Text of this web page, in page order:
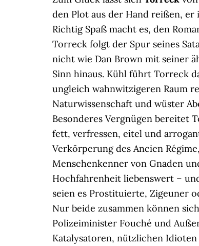
den Plot aus der Hand reißen,
Richtig Spaß macht es, den
Torreck folgt der Spur seines
nicht wie Dan Brown mit seiner
Sinn hinaus. Kühl führt Torreck
ungleich wahnwitzigeren Raum
Naturwissenschaft und wüster
Besonderes Vergnügen bereitet
fett, verfressen, eitel und
Verkörperung des Ancien
Menschenkenner von Gnaden
Hochfahrenheit liebenswert –
seien es Prostituierte, Zigeuner
Nur beide zusammen können
Polizeiminister Fouché und
Katalysatoren, nützlichen